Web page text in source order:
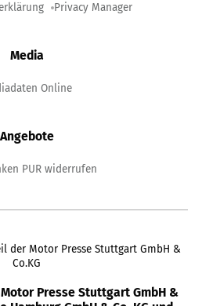
Privacy Manager
Media
Online
Angebote
PUR widerrufen
der Motor Presse Stuttgart GmbH &
Co.KG
Presse Stuttgart GmbH &